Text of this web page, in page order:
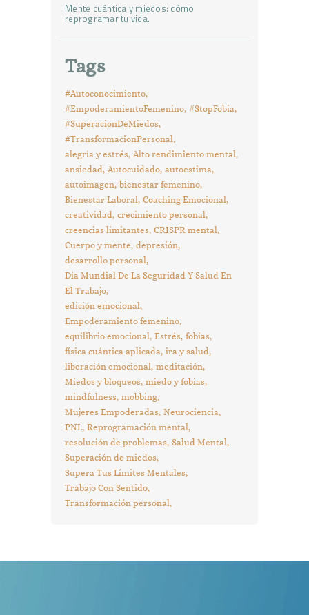
Mente cuántica y miedos: cómo
reprogramar tu vida.
Tags
#Autoconocimiento
#EmpoderamientoFemenino #StopFobia
#SuperacionDeMiedos
#TransformacionPersonal
alegría y estrés Alto rendimiento mental
ansiedad Autocuidado autoestima
autoimagen bienestar femenino
Bienestar Laboral Coaching Emocional
creatividad crecimiento personal
creencias limitantes CRISPR mental
Cuerpo y mente depresión
desarrollo personal
Día Mundial De La Seguridad Y Salud En
El Trabajo
edición emocional
Empoderamiento femenino
equilibrio emocional Estrés fobias
física cuántica aplicada ira y salud
liberación emocional meditación
Miedos y bloqueos miedo y fobias
mindfulness mobbing
Mujeres Empoderadas Neurociencia
PNL Reprogramación mental
resolución de problemas Salud Mental
Superación de miedos
Supera Tus Límites Mentales
Trabajo Con Sentido
Transformación personal